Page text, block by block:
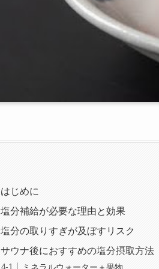
はじめに
塩分補給が必要な理由と効果
塩分の取りすぎが及ぼすリスク
サウナ後におすすめの塩分摂取方法
ミネラルウォーター＋果物